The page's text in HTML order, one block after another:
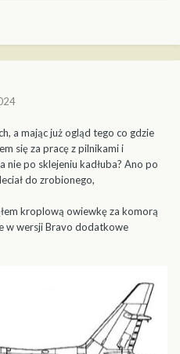
a mając już ogląd tego co gdzie
się za pracę z pilnikami i
nie po sklejeniu kadłuba? Ano po
do zrobionego,
kroplową owiewkę za komorą
w wersji Bravo dodatkowe